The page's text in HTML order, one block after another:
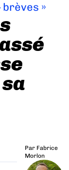
brèves »
Par Fabrice
Morlon